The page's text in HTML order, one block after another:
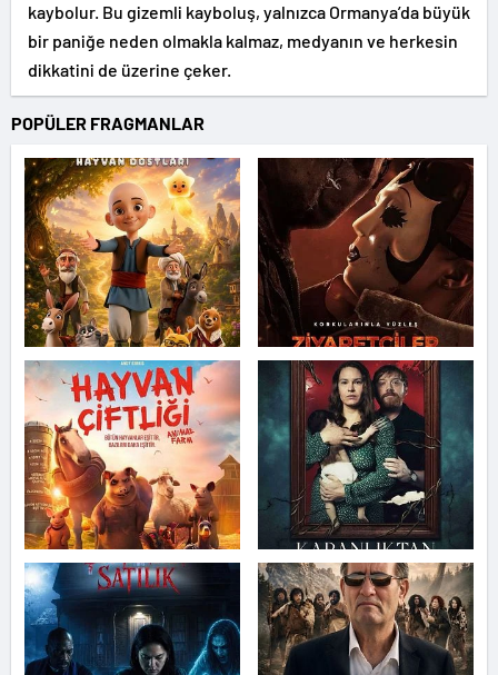
kaybolur. Bu gizemli kayboluş, yalnızca Ormanya’da büyük
bir paniğe neden olmakla kalmaz, medyanın ve herkesin
dikkatini de üzerine çeker.
POPÜLER FRAGMANLAR